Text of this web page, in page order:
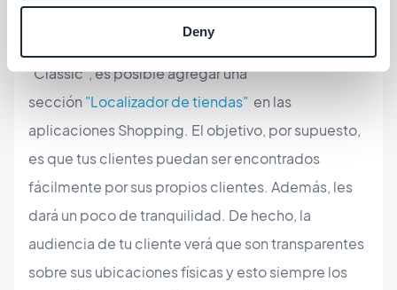
Deny
Al igual que con la opción Mapa en las aplicaciones
"Classic", es posible agregar una
sección "Localizador de tiendas" en las
aplicaciones Shopping. El objetivo, por supuesto,
es que tus clientes puedan ser encontrados
fácilmente por sus propios clientes. Además, les
dará un poco de tranquilidad. De hecho, la
audiencia de tu cliente verá que son transparentes
sobre sus ubicaciones físicas y esto siempre los